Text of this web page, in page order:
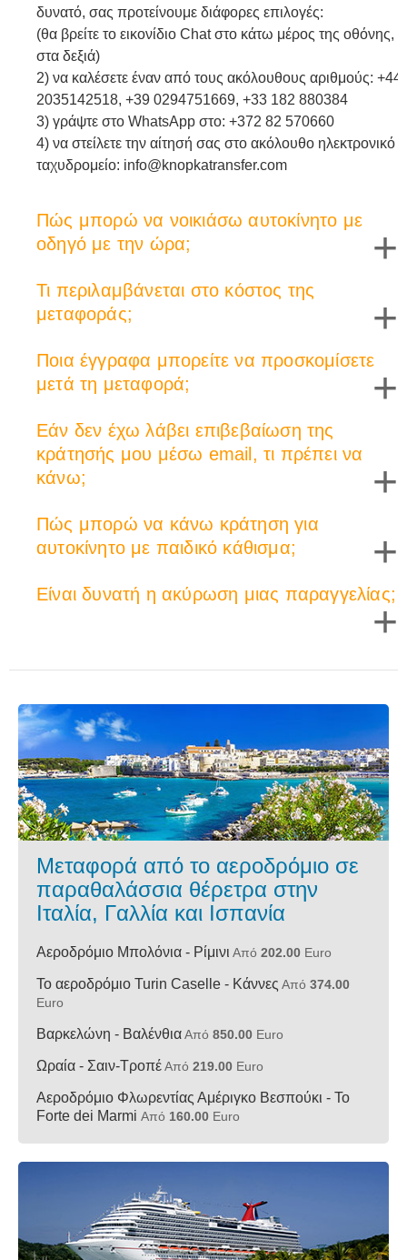
δυνατό, σας προτείνουμε διάφορες επιλογές:
(θα βρείτε το εικονίδιο Chat στο κάτω μέρος της οθόνης,
στα δεξιά)
2) να καλέσετε έναν από τους ακόλουθους αριθμούς: +44
2035142518, +39 0294751669, +33 182 880384
3) γράψτε στο WhatsApp στο: +372 82 570660
4) να στείλετε την αίτησή σας στο ακόλουθο ηλεκτρονικό
ταχυδρομείο: info@knopkatransfer.com
Πώς μπορώ να νοικιάσω αυτοκίνητο με
οδηγό με την ώρα;
+
Τι περιλαμβάνεται στο κόστος της
μεταφοράς;
+
Ποια έγγραφα μπορείτε να προσκομίσετε
μετά τη μεταφορά;
+
Εάν δεν έχω λάβει επιβεβαίωση της
κράτησής μου μέσω email, τι πρέπει να
κάνω;
+
Πώς μπορώ να κάνω κράτηση για
αυτοκίνητο με παιδικό κάθισμα;
+
Είναι δυνατή η ακύρωση μιας παραγγελίας;
+
Μεταφορά από το αεροδρόμιο σε
παραθαλάσσια θέρετρα στην
Ιταλία, Γαλλία και Ισπανία
Αεροδρόμιο Μπολόνια - Ρίμινι Από 202.00 Euro
Το αεροδρόμιο Turin Caselle - Κάννες Από 374.00
Euro
Βαρκελώνη - ΒαλένθιαΑπό 850.00 Euro
Ωραία - Σαιν-ΤροπέΑπό 219.00 Euro
Αεροδρόμιο Φλωρεντίας Αμέριγκο Βεσπούκι - Το
Forte dei Marmi Από 160.00 Euro